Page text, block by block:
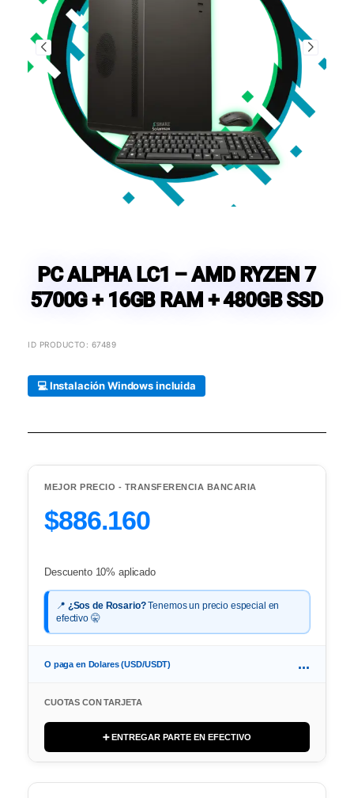
PC ALPHA LC1 – AMD RYZEN 7
5700G + 16GB RAM + 480GB SSD
ID PRODUCTO: 67489
💻 Instalación Windows incluida
MEJOR PRECIO - TRANSFERENCIA BANCARIA
$886.160
Descuento 10% aplicado
📍 ¿Sos de Rosario?Tenemos un precio especial en
efectivo 🤫
O paga en Dolares (USD/USDT) ...
CUOTAS CON TARJETA
➕ ENTREGAR PARTE EN EFECTIVO